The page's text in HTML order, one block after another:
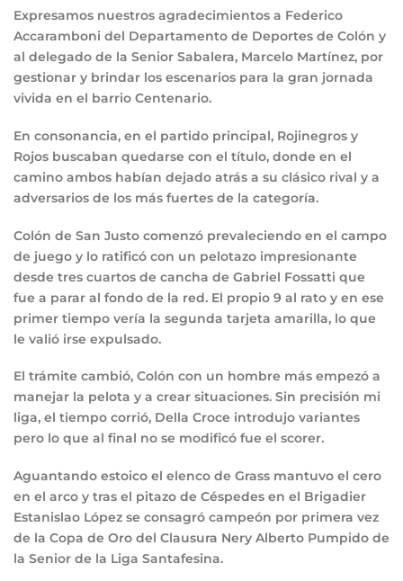
Expresamos nuestros agradecimientos a Federico
Accaramboni del Departamento de Deportes de Colón y
al delegado de la Senior Sabalera, Marcelo Martínez, por
gestionar y brindar los escenarios para la gran jornada
vivida en el barrio Centenario.
En consonancia, en el partido principal, Rojinegros y
Rojos buscaban quedarse con el título, donde en el
camino ambos habían dejado atrás a su clásico rival y a
adversarios de los más fuertes de la categoría.
Colón de San Justo comenzó prevaleciendo en el campo
de juego y lo ratificó con un pelotazo impresionante
desde tres cuartos de cancha de Gabriel Fossatti que
fue a parar al fondo de la red. El propio 9 al rato y en ese
primer tiempo vería la segunda tarjeta amarilla, lo que
le valió irse expulsado.
El trámite cambió, Colón con un hombre más empezó a
manejar la pelota y a crear situaciones. Sin precisión mi
liga, el tiempo corrió, Della Croce introdujo variantes
pero lo que al final no se modificó fue el scorer.
Aguantando estoico el elenco de Grass mantuvo el cero
en el arco y tras el pitazo de Céspedes en el Brigadier
Estanislao López se consagró campeón por primera vez
de la Copa de Oro del Clausura Nery Alberto Pumpido de
la Senior de la Liga Santafesina.